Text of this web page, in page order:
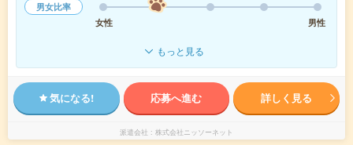
男女比率
女性
男性
もっと見る
気になる! 応募へ進む 詳しく見る
派遣会社 株式会社ニッソーネット